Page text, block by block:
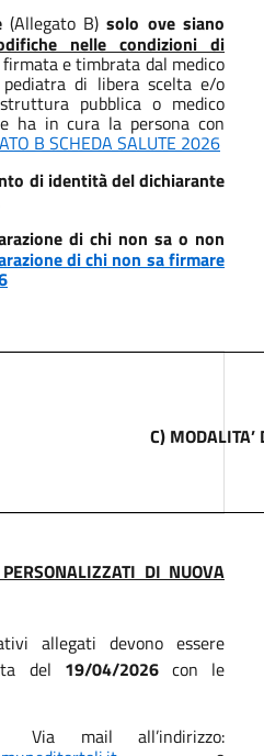
(Allegato B)solo ove siano
nelle condizioni di
e timbrata dal medico
di libera scelta e/o
pubblica o medico
ha in cura la persona con
B SCHEDA SALUTE 2026
di identità del dichiarante
di chi non sa o non
di chi non sa firmare
C)
DI NUOVA
allegati devono essere
del 19/04/2026con le
Via mail all’indirizzo: